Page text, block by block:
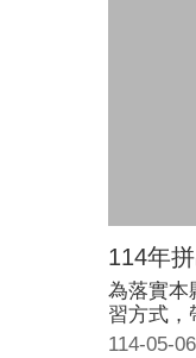
114年
114-05-06
為落實本
習方式，
本年度規